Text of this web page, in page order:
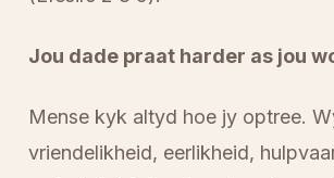
Jou dade praat harder as jou
Mense kyk altyd hoe jy optree.
vriendelikheid, eerlikheid,